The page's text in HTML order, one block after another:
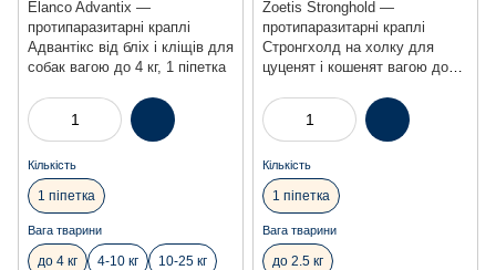
Elanco Advantix —
протипаразитарні краплі
Адвантікс від бліх і кліщів для
собак вагою до 4 кг, 1 піпетка
Кількість
1 піпетка
Вага тварини
до 4 кг 4-10 кг 10-25 кг
Zoetis Stronghold —
протипаразитарні краплі
Стронгхолд на холку для
цуценят і кошенят вагою до
Кількість
1 піпетка
Вага тварини
до 2.5 кг